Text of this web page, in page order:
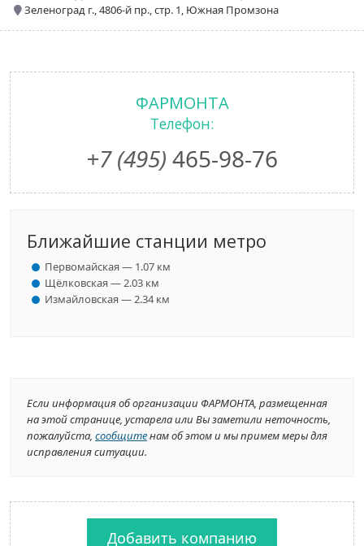
Зеленоград г., 4806-й пр., стр. 1, Южная Промзона
ФАРМОНТА
Телефон:
+7 (495) 465-98-76
Ближайшие станции метро
Первомайская — 1.07 км
Щёлковская — 2.03 км
Измайловская — 2.34 км
Если информация об организации ФАРМОНТА, размещенная
на этой странице, устарела или Вы заметили неточность,
пожалуйста, сообщитенам об этом и мы примем меры для
исправления ситуации.
Добавить компанию